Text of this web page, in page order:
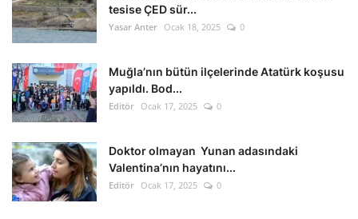
tesise ÇED sür...
Yasar Anter Ocak 18, 2025 0
Muğla’nın bütün ilçelerinde Atatürk koşusu
yapıldı. Bod...
Editör Ocak 17, 2025 0
Doktor olmayan Yunan adasındaki
Valentina’nın hayatını...
Editör Ocak 17, 2025 0